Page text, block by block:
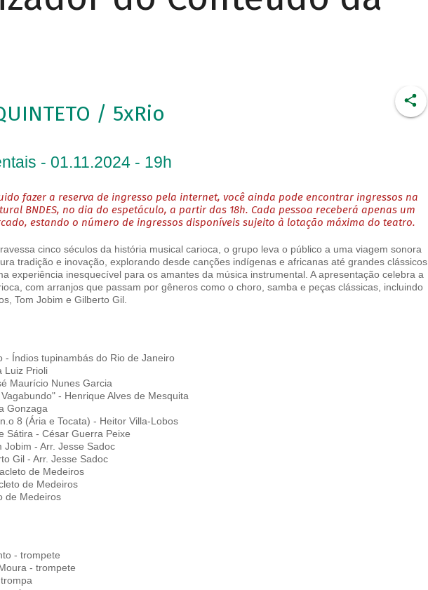
/ 5xRio
- 01.11.2024 - 19h
fazer a reserva de ingresso pela internet, você ainda pode encontrar ingressos na
BNDES, no dia do espetáculo, a partir das 18h. Cada pessoa receberá apenas um
estando o número de ingressos disponíveis sujeito à lotação máxima do teatro.
cinco séculos da história musical carioca, o grupo leva o público a uma viagem sonora
tradição e inovação, explorando desde canções indígenas e africanas até grandes clássicos
experiência inesquecível para os amantes da música instrumental. A apresentação celebra a
com arranjos que passam por gêneros como o choro, samba e peças clássicas, incluindo
Tom Jobim e Gilberto Gil.
- Índios tupinambás do Rio de Janeiro
Luiz Prioli
Maurício Nunes Garcia
- Henrique Alves de Mesquita
Gonzaga
8 (Ária e Tocata) - Heitor Villa-Lobos
Sátira - César Guerra Peixe
Jobim - Arr. Jesse Sadoc
Gil - Arr. Jesse Sadoc
de Medeiros
de Medeiros
de Medeiros
- trompete
- trompete